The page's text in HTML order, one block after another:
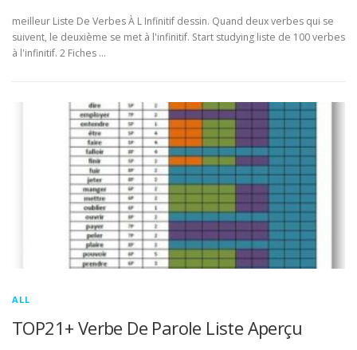
meilleur Liste De Verbes À L Infinitif dessin. Quand deux verbes qui se
suivent, le deuxième se met à l'infinitif. Start studying liste de 100 verbes
à l'infinitif. 2 Fiches …
ALL
TOP21+ Verbe De Parole Liste Aperçu